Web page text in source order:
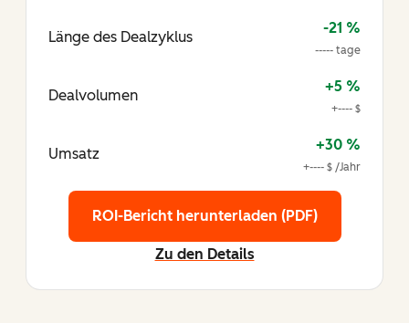
Länge des Dealzyklus
-21 %
----- tage
Dealvolumen
+5 %
+---- $
Umsatz
+30 %
+---- $ /Jahr
Zu den Details
ROI-Bericht herunterladen (PDF)